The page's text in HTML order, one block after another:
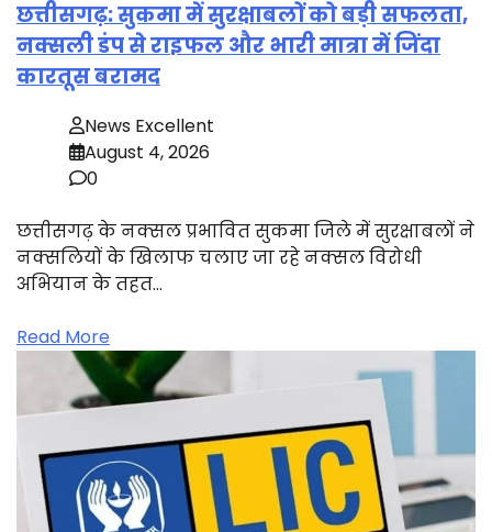
छत्तीसगढ़: सुकमा में सुरक्षाबलों को बड़ी सफलता,
नक्सली डंप से राइफल और भारी मात्रा में जिंदा
कारतूस बरामद
News Excellent
August 4, 2026
0
छत्तीसगढ़ के नक्सल प्रभावित सुकमा जिले में सुरक्षाबलों ने
नक्सलियों के खिलाफ चलाए जा रहे नक्सल विरोधी
अभियान के तहत…
Read More